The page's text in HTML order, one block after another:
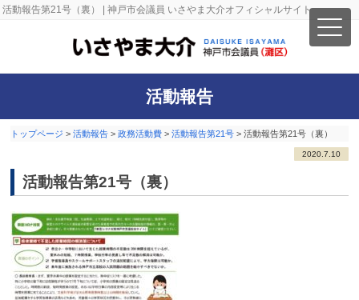
活動報告第21号（裏） | 神戸市会議員 いさやま大介オフィシャルサイト
活動報告
トップページ >活動報告 >政務活動費 >活動報告第21号 >活動報告第21号（裏）
2020.7.10
活動報告第21号（裏）